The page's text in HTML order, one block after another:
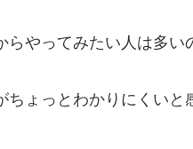
やってみたい人は多い
ちょっとわかりにくいと